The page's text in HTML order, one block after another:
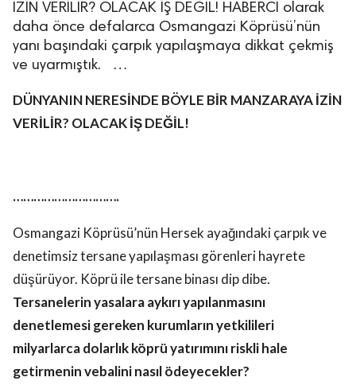
İZİN VERİLİR? OLACAK İŞ DEĞİL! HABERCİ olarak
daha önce defalarca Osmangazi Köprüsü’nün
yanı başındaki çarpık yapılaşmaya dikkat çekmiş
ve uyarmıştık. …
DÜNYANIN NERESİNDE BÖYLE BİR MANZARAYA İZİN
VERİLİR? OLACAK İŞ DEĞİL!
………………………….
Osmangazi Köprüsü’nün Hersek ayağındaki çarpık ve
denetimsiz tersane yapılaşması görenleri hayrete
düşürüyor. Köprü ile tersane binası dip dibe.
Tersanelerin yasalara aykırı yapılanmasını
denetlemesi gereken kurumların yetkilileri
milyarlarca dolarlık köprü yatırımını riskli hale
getirmenin vebalini nasıl ödeyecekler?